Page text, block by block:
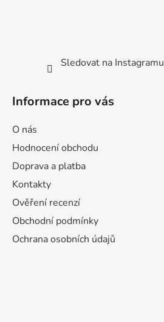
Sledovat na Instagramu
Informace pro vás
O nás
Hodnocení obchodu
Doprava a platba
Kontakty
Ověření recenzí
Obchodní podmínky
Ochrana osobních údajů